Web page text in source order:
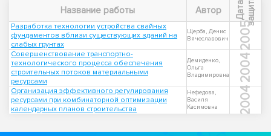
Название работы Автор Д
а
т
а
з
а
щ
и
т ы
Разработка технологии устройства свайных
фундаментов вблизи существующих зданий на
слабых грунтах
Щерба, Денис
Вячеславович
2005
Совершенствование транспортно-
технологического процесса обеспечения
строительных потоков материальными
ресурсами
Демиденко,
Ольга
Владимировна
2004
Организация эффективного регулирования
ресурсами при комбинаторной оптимизации
календарных планов строительства
Нефедова,
Василя
Касимовна
2004